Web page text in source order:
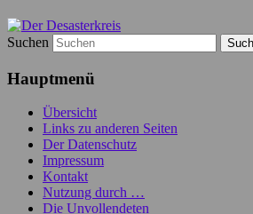
Suchen
Hauptmenü
Übersicht
Links zu anderen Seiten
Der Datenschutz
Impressum
Kontakt
Nutzung durch …
Die Unvollendeten